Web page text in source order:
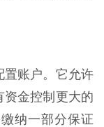
置账户。它允许
金控制更大的
纳一部分保证